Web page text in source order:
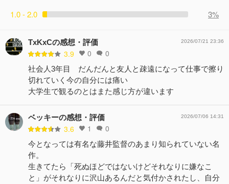
1.0 - 2.0
3%
TxKxCの感想・評価
3.9 0 0
2026/07/21 23:36
社会人3年目 だんだんと友人と疎遠になって仕事で擦り
切れていく今の自分には痛い
大学生で観るのとはまた感じ方が違います
ベッキーの感想・評価
3.6 1 0
2026/07/06 14:31
今となっては有名な藤井監督のあまり知られていない名
作。
生きてたら「死ぬほどではないけどそれなりに嫌なこ
と」がそれなりに沢山あるんだと気付かされたし、自分